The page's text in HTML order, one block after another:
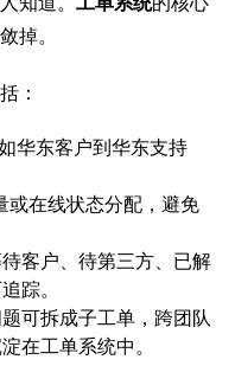
掉。
：
华东客户到华东支持
或在线状态分配，避免
客户、待第三方、已解
踪。
题可拆成子工单，跨团队
在工单系统中。